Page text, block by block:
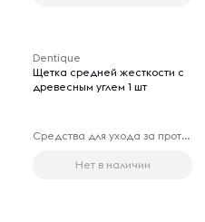
Dentique
Щетка средней жесткости с
древесным углем 1 шт
Средства для ухода за протезами
Нет в наличии